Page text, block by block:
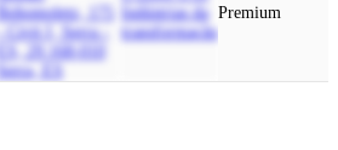
Bohomoletz, 175
- Civit I, Serra -
ES, 29.168-010
Serra, ES
Indústrias da
transformação
Premium